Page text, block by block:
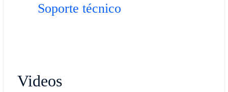
Soporte técnico
Videos